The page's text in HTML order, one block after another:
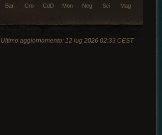
Bar CdD
Cro Mag
Mon Neg Sci
Ultimo aggiornamento: 12 lug 2026 02:33 CEST